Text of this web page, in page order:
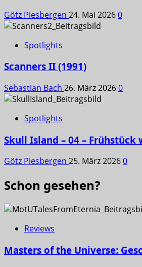
Götz Piesbergen 24. Mai 20260
Spotlights
Scanners II (1991)
Sebastian Bach 26. März 20260
Spotlights
Skull Island – 04 – Frühstück
Götz Piesbergen 25. März 20260
Schon gesehen?
Reviews
Masters of the Universe: